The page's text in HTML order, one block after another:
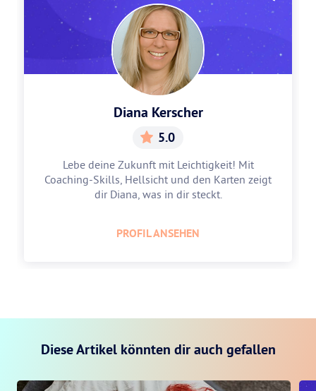
Diana Kerscher
5.0
Lebe deine Zukunft mit Leichtigkeit! Mit
Coaching-Skills, Hellsicht und den Karten zeigt
dir Diana, was in dir steckt.
PROFIL ANSEHEN
Diese Artikel könnten dir auch gefallen